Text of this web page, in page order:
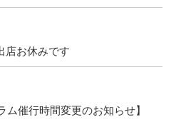
店お休みです
ム催行時間変更のお知らせ】